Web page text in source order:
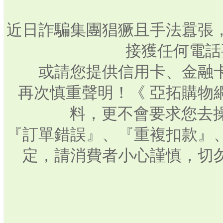
近日詐騙集團猖獗且手法囂張
接獲任何電
或請您提供信用卡、金融
再次慎重聲明！《 亞拓購物
料，更不會要求您去
『訂單錯誤』、『重複扣款
定，請消費者小心謹慎，切